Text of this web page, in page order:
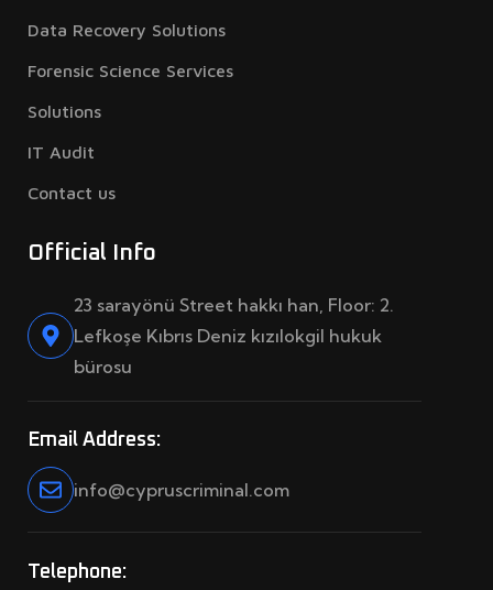
Data Recovery Solutions
Forensic Science Services
Solutions
IT Audit
Contact us
Official Info
23 sarayönü Street hakkı han, Floor: 2.
Lefkoşe Kıbrıs Deniz kızılokgil hukuk
bürosu
Email Address:
info@cypruscriminal.com
Telephone: